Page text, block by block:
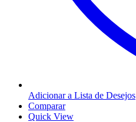
Adicionar a Lista de Desejos
Comparar
Quick View